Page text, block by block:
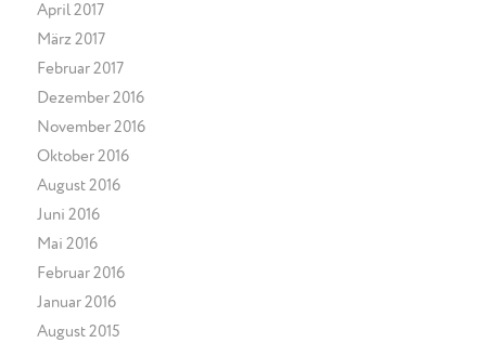
April 2017
März 2017
Februar 2017
Dezember 2016
November 2016
Oktober 2016
August 2016
Juni 2016
Mai 2016
Februar 2016
Januar 2016
August 2015